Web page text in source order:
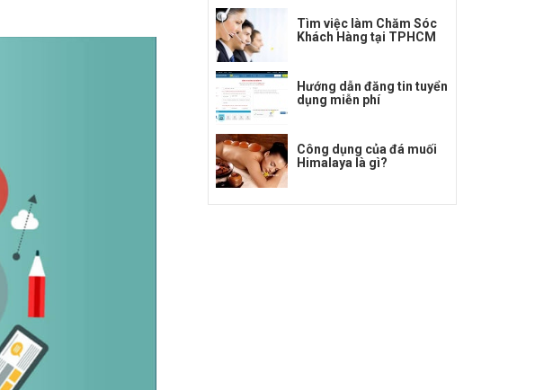
Tìm việc làm Chăm Sóc
Khách Hàng tại TPHCM
Hướng dẫn đăng tin tuyển
dụng miễn phí
Công dụng của đá muối
Himalaya là gì?